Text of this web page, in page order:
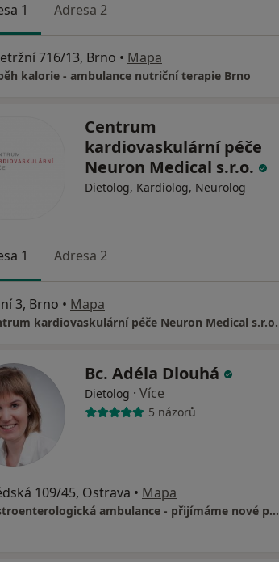
1 Adresa 2
716/13, Brno • Mapa
kalorie - ambulance nutriční terapie Brno
Centrum
kardiovaskulární péče
Neuron Medical s.r.o.
Dietolog, Kardiolog, Neurolog
1 Adresa 2
3, Brno • Mapa
kardiovaskulární péče Neuron Medical s.r.o.
Bc. Adéla Dlouhá
Dietolog · Více
5 názorů
109/45, Ostrava • Mapa
Gastroenterologická ambulance - přijímáme nové pacienty